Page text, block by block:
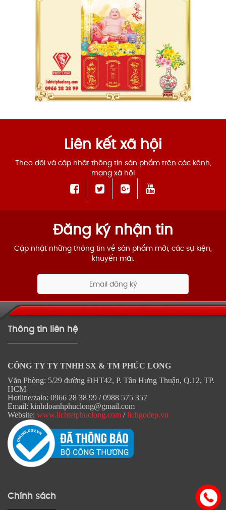
Liên kết xã hội
Theo dõi và cập nhật thông tin sản phẩm trên các kênh,
mạng xã hội
Đăng ký nhận tin
Cập nhật những thông tin về sản phẩm mới, các sự kiện,
khuyến mãi.
Thông tin liên hệ
CÔNG TY TY TNHH SX & TM PHÚC LONG
Văn Phòng: 5/29 đường ĐHT42, P. Tân Hưng Thuận, Q.12, TP.
HCM
Hotline/zalo: 0966 28 38 99 / 0988 575 357
Email: kinhdoanhphuclong@gmail.com
Website: www.lichtetphuclong.com /lichgodep.vn
Chính sách